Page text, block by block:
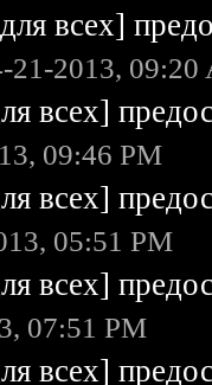
всех]
21-2013, 09:20
всех]
09:46 PM
всех]
05:51 PM
всех]
07:51 PM
всех]